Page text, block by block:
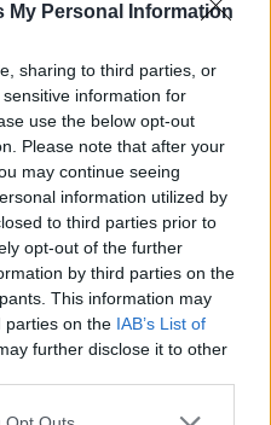
My Personal Information
sharing to third parties, or
information for
use the below opt-out
Please note that after your
may continue seeing
information utilized by
to third parties prior to
opt-out of the further
by third parties on the
This information may
parties on the IAB’s List of
further disclose it to other
jönnek az orosz gáz
is aggódhat
körülményekben